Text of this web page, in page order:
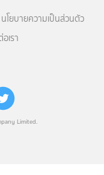
Limited.
นโยบายความเป็นส่วนตัว
เรา